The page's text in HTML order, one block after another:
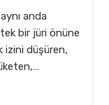
anda
tek bir jüri önüne
izini düşüren,